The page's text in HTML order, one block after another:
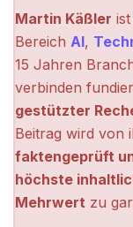
Martin Käßler
Bereich AI,
15 Jahren
verbinden
gestützter
Beitrag wird von
faktengeprüft
höchste
Mehrwert zu